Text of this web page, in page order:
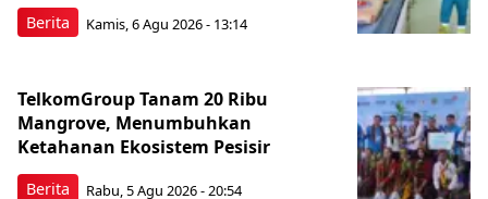
Berita Kamis, 6 Agu 2026 - 13:14
Berita
TelkomGroup Tanam 20 Ribu
Mangrove, Menumbuhkan
Ketahanan Ekosistem Pesisir
Rabu, 5 Agu 2026 - 20:54